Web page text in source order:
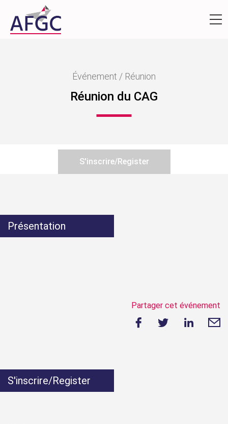
Événement / Réunion
Réunion du CAG
S'inscrire/Register
Présentation
Partager cet événement
S'inscrire/Register